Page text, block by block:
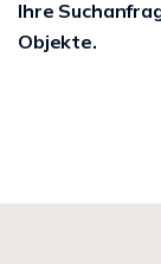
Ihre
Objekte.